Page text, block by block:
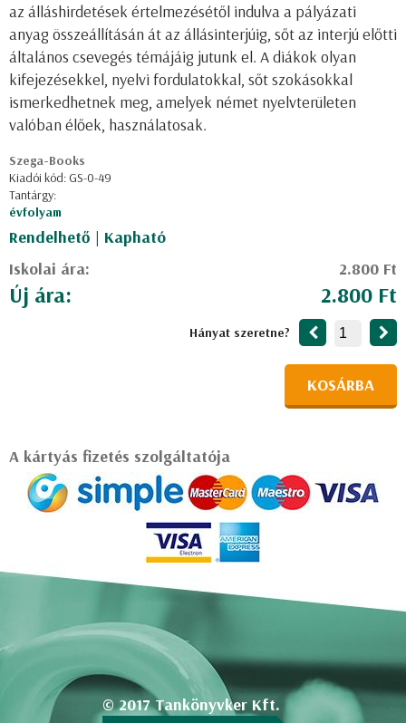
az álláshirdetések értelmezésétől indulva a pályázati
anyag összeállításán át az állásinterjúig, sőt az interjú előtti
általános csevegés témájáig jutunk el. A diákok olyan
kifejezésekkel, nyelvi fordulatokkal, sőt szokásokkal
ismerkedhetnek meg, amelyek német nyelvterületen
valóban élőek, használatosak.
Szega-Books
Kiadói kód: GS-0-49
Tantárgy:
évfolyam
Rendelhető | Kapható
Iskolai ára:
2.800 Ft
Új ára: 2.800 Ft
Hányat szeretne?
KOSÁRBA
A kártyás fizetés szolgáltatója
© 2017 Tankönyvker Kft.